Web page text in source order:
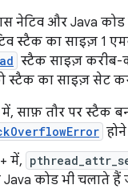
नेटिव और Java
स्टैक का साइज़ 1
स्टैक साइज़ करीब-
स्टैक का साइज़ सेट
साफ़ तौर पर स्टैक
में,
Java कोड भी चलाते